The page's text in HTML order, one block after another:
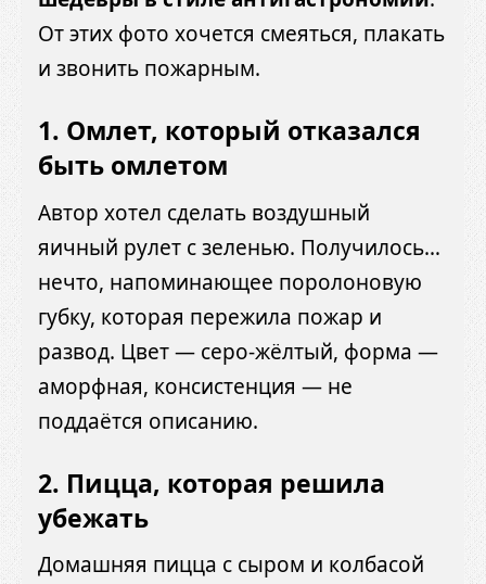
От этих фото хочется смеяться, плакать
и звонить пожарным.
1. Омлет, который отказался
быть омлетом
Автор хотел сделать воздушный
яичный рулет с зеленью. Получилось…
нечто, напоминающее поролоновую
губку, которая пережила пожар и
развод. Цвет — серо-жёлтый, форма —
аморфная, консистенция — не
поддаётся описанию.
2. Пицца, которая решила
убежать
Домашняя пицца с сыром и колбасой